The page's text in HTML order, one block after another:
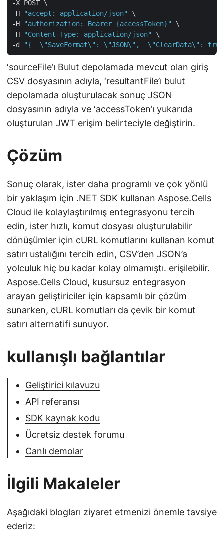
-X POST \
-H
"accept: application/json"
\
-H
"authorization: Bearer {accessToken}"
\
-H
"Content-Type: application/json"
\
-d
"{  \"SaveFormat\": \"JSON\",  \"ClearData\":
‘sourceFile’ı Bulut depolamada mevcut olan giriş
CSV dosyasının adıyla, ‘resultantFile’ı bulut
depolamada oluşturulacak sonuç JSON
dosyasının adıyla ve ‘accessToken’ı yukarıda
oluşturulan JWT erişim belirteciyle değiştirin.
Çözüm
Sonuç olarak, ister daha programlı ve çok yönlü
bir yaklaşım için .NET SDK kullanan Aspose.Cells
Cloud ile kolaylaştırılmış entegrasyonu tercih
edin, ister hızlı, komut dosyası oluşturulabilir
dönüşümler için cURL komutlarını kullanan komut
satırı ustalığını tercih edin, CSV’den JSON’a
yolculuk hiç bu kadar kolay olmamıştı. erişilebilir.
Aspose.Cells Cloud, kusursuz entegrasyon
arayan geliştiriciler için kapsamlı bir çözüm
sunarken, cURL komutları da çevik bir komut
satırı alternatifi sunuyor.
kullanışlı bağlantılar
Geliştirici kılavuzu
API referansı
SDK kaynak kodu
Ücretsiz destek forumu
Canlı demolar
İlgili Makaleler
Aşağıdaki blogları ziyaret etmenizi önemle tavsiye
ederiz: